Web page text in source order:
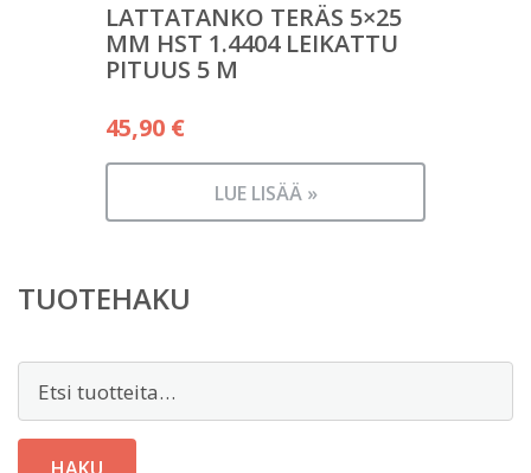
LATTATANKO TERÄS 5×25
MM HST 1.4404 LEIKATTU
PITUUS 5 M
45,90 €
LUE LISÄÄ »
TUOTEHAKU